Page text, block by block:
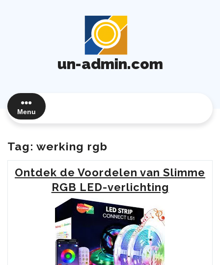
un-admin.com
Menu
Tag: werking rgb
Ontdek de Voordelen van Slimme
RGB LED-verlichting